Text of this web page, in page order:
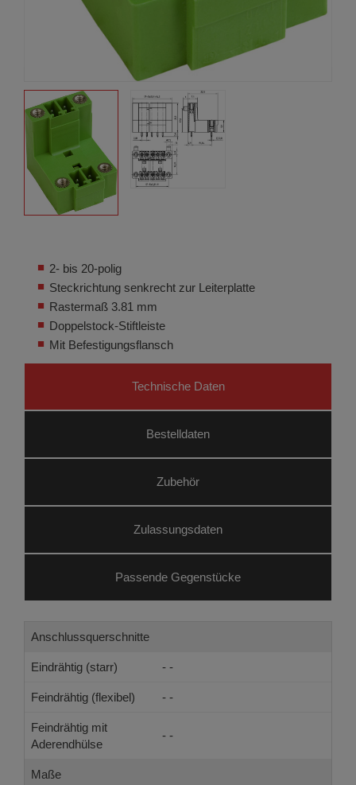
2- bis 20-polig
Steckrichtung senkrecht zur Leiterplatte
Rastermaß 3.81 mm
Doppelstock-Stiftleiste
Mit Befestigungsflansch
Technische Daten
Bestelldaten
Zubehör
Zulassungsdaten
Passende Gegenstücke
Anschlussquerschnitte
Eindrähtig (starr) - -
Feindrähtig (flexibel) - -
Feindrähtig mit
Aderendhülse
- -
Maße